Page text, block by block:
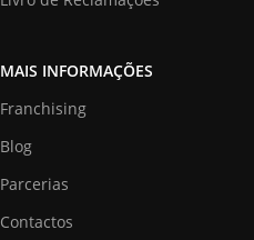
MAIS INFORMAÇÕES
Franchising
Blog
Parcerias
Contactos